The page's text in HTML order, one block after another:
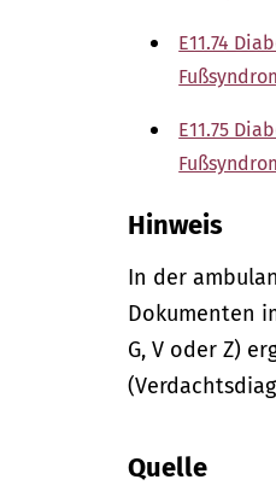
E11.74
E11.75
Hinweis
In der
Dokumenten
G, V oder Z)
Quelle